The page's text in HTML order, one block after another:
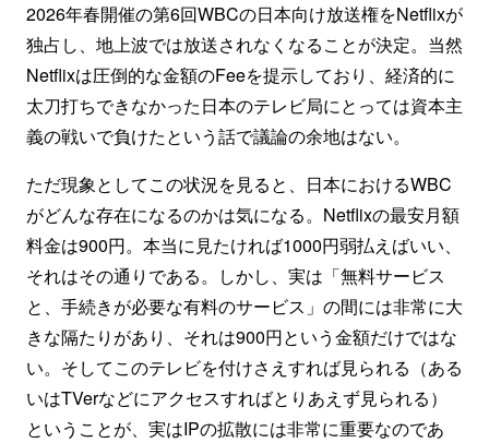
2026年春開催の第6回WBCの日本向け放送権をNetflixが
独占し、地上波では放送されなくなることが決定。当然
Netflixは圧倒的な金額のFeeを提示しており、経済的に
太刀打ちできなかった日本のテレビ局にとっては資本主
義の戦いで負けたという話で議論の余地はない。
ただ現象としてこの状況を見ると、日本におけるWBC
がどんな存在になるのかは気になる。Netflixの最安月額
料金は900円。本当に見たければ1000円弱払えばいい、
それはその通りである。しかし、実は「無料サービス
と、手続きが必要な有料のサービス」の間には非常に大
きな隔たりがあり、それは900円という金額だけではな
い。そしてこのテレビを付けさえすれば見られる（ある
いはTVerなどにアクセスすればとりあえず見られる）
ということが、実はIPの拡散には非常に重要なのであ